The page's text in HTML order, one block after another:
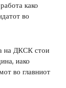
како
во
на ДКСК стои
иако
во главниот